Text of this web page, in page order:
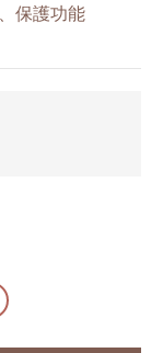
保護功能